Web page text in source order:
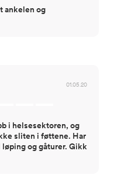
ankelen og
01.05.20
i helsesektoren, og
sliten i føttene. Har
og gåturer. Gikk